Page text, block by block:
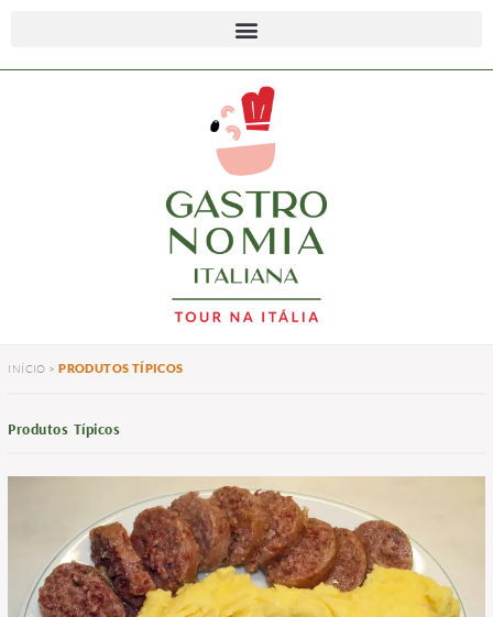
INÍCIO >PRODUTOS TÍPICOS
Produtos Típicos